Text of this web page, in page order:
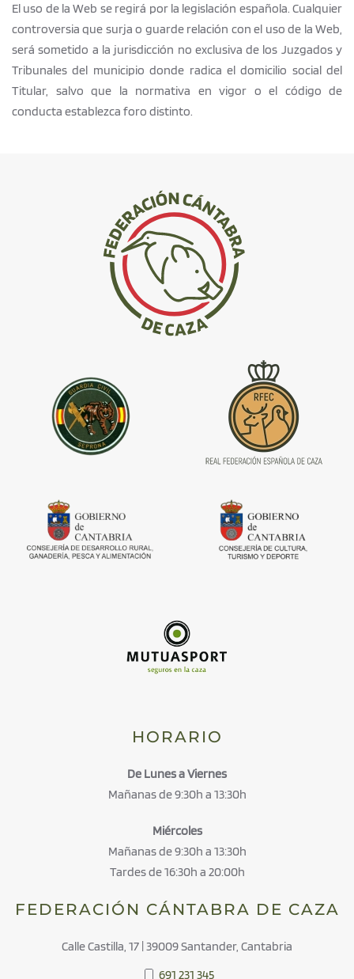
El uso de la Web se regirá por la legislación española. Cualquier
controversia que surja o guarde relación con el uso de la Web,
será sometido a la jurisdicción no exclusiva de los Juzgados y
Tribunales del municipio donde radica el domicilio social del
Titular, salvo que la normativa en vigor o el código de
conducta establezca foro distinto.
HORARIO
De Lunes a Viernes
Mañanas de 9:30h a 13:30h
Miércoles
Mañanas de 9:30h a 13:30h
Tardes de 16:30h a 20:00h
FEDERACIÓN CÁNTABRA DE CAZA
Calle Castilla, 17 | 39009 Santander, Cantabria
691 231 345